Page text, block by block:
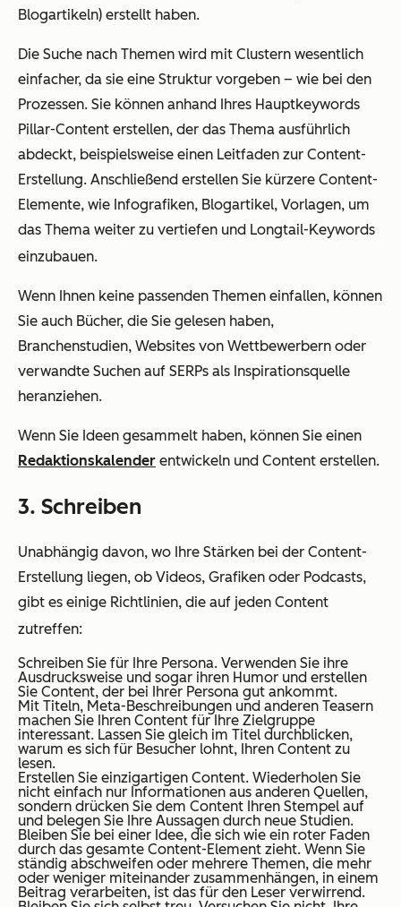
Blogartikeln) erstellt haben.
Die Suche nach Themen wird mit Clustern wesentlich
einfacher, da sie eine Struktur vorgeben – wie bei den
Prozessen. Sie können anhand Ihres Hauptkeywords
Pillar-Content erstellen, der das Thema ausführlich
abdeckt, beispielsweise einen Leitfaden zur Content-
Erstellung. Anschließend erstellen Sie kürzere Content-
Elemente, wie Infografiken, Blogartikel, Vorlagen, um
das Thema weiter zu vertiefen und Longtail-Keywords
einzubauen.
Wenn Ihnen keine passenden Themen einfallen, können
Sie auch Bücher, die Sie gelesen haben,
Branchenstudien, Websites von Wettbewerbern oder
verwandte Suchen auf SERPs als Inspirationsquelle
heranziehen.
Wenn Sie Ideen gesammelt haben, können Sie einen
Redaktionskalender entwickeln und Content erstellen.
3. Schreiben
Unabhängig davon, wo Ihre Stärken bei der Content-
Erstellung liegen, ob Videos, Grafiken oder Podcasts,
gibt es einige Richtlinien, die auf jeden Content
zutreffen:
Schreiben Sie für Ihre Persona. Verwenden Sie ihre
Ausdrucksweise und sogar ihren Humor und erstellen
Sie Content, der bei Ihrer Persona gut ankommt.
Mit Titeln, Meta-Beschreibungen und anderen Teasern
machen Sie Ihren Content für Ihre Zielgruppe
interessant. Lassen Sie gleich im Titel durchblicken,
warum es sich für Besucher lohnt, Ihren Content zu
lesen.
Erstellen Sie einzigartigen Content. Wiederholen Sie
nicht einfach nur Informationen aus anderen Quellen,
sondern drücken Sie dem Content Ihren Stempel auf
und belegen Sie Ihre Aussagen durch neue Studien.
Bleiben Sie bei einer Idee, die sich wie ein roter Faden
durch das gesamte Content-Element zieht. Wenn Sie
ständig abschweifen oder mehrere Themen, die mehr
oder weniger miteinander zusammenhängen, in einem
Beitrag verarbeiten, ist das für den Leser verwirrend.